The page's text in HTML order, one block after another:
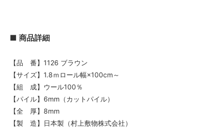
■ 商品詳細
【品 番】1126 ブラウン
【サイズ】1.8ｍロール幅×100cm～
【組 成】ウール100％
【パイル】6mm（カットパイル）
【全 厚】8mm
【製 造】日本製（村上敷物株式会社）